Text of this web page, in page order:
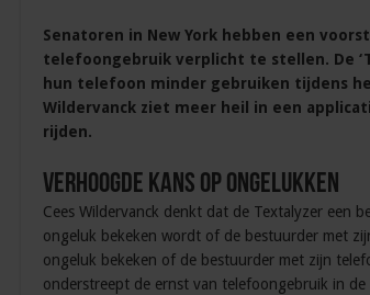
Senatoren in New York hebben een
telefoongebruik verplicht te stellen. De
hun telefoon minder gebruiken tijdens
Wildervanck ziet meer heil in een
rijden.
Verhoogde kans op ongelukken
Cees Wildervanck denkt dat de Textalyzer een
ongeluk bekeken wordt of de bestuurder met
ongeluk bekeken of de bestuurder met zijn
onderstreept de ernst van telefoongebruik in